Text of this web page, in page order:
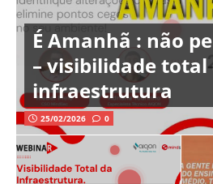
É Amanhã : não
– visibilidade total
infraestrutura
25/02/2026 0